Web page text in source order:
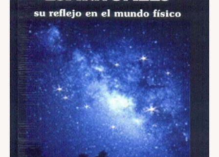
el
mundo
físico